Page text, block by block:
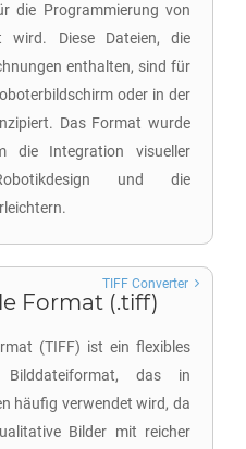
die Programmierung von
wird. Diese Dateien, die
enthalten, sind für
oder in der
Das Format wurde
die Integration visueller
und die
Format (.tiff)
(TIFF) ist ein flexibles
Bilddateiformat, das in
häufig verwendet wird, da
Bilder mit reicher
TIFF Converter